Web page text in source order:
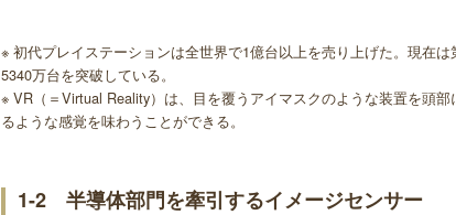
※ 初代プレイステーションは全世界で1億台以上を売り上げた。現在
5340万台を突破している。
※ VR（＝Virtual Reality）は、目を覆うアイマスクのような装置を頭
るような感覚を味わうことができる。
1-2 半導体部門を牽引するイメージセンサー